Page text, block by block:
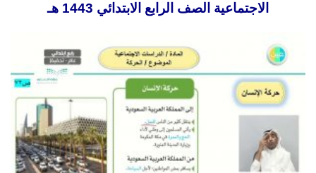
الاجتماعية الصف الرابع الابتدائي 1443 هـ